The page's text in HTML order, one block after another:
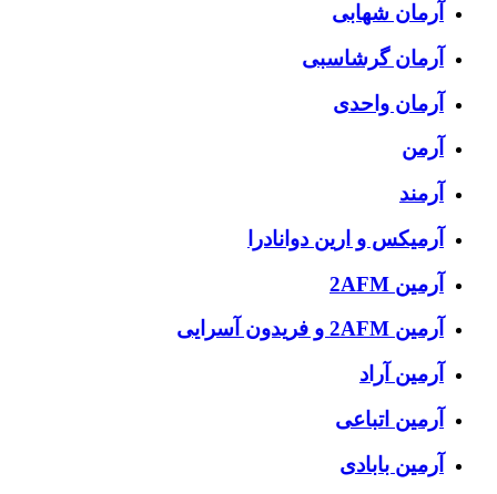
آرمان شهابی
آرمان گرشاسبی
آرمان واحدی
آرمن
آرمند
آرمیکس و ارین دوانادرا
آرمین 2AFM
آرمین 2AFM و فریدون آسرایی
آرمین آراد
آرمین اتباعی
آرمین بابادی